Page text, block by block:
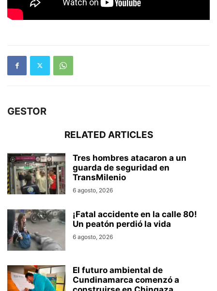
GESTOR
RELATED ARTICLES
Tres hombres atacaron a un
guarda de seguridad en
TransMilenio
6 agosto, 2026
¡Fatal accidente en la calle 80!
Un peatón perdió la vida
6 agosto, 2026
El futuro ambiental de
Cundinamarca comenzó a